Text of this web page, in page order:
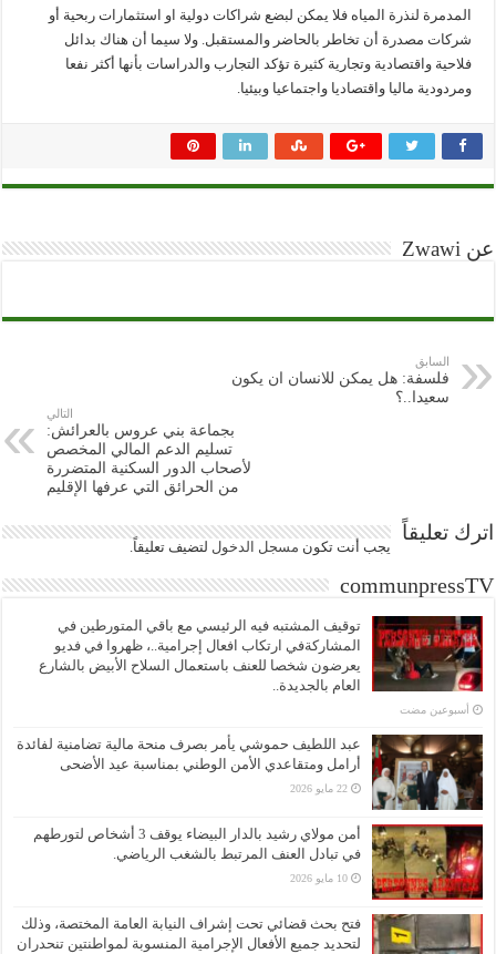
المدمرة لنذرة المياه فلا يمكن لبضع شراكات دولية او استثمارات ربحية أو
شركات مصدرة أن تخاطر بالحاضر والمستقبل. ولا سيما أن هناك بدائل
فلاحية واقتصادية وتجارية كثيرة تؤكد التجارب والدراسات بأنها أكثر نفعا
ومردودية ماليا واقتصاديا واجتماعيا وبيئيا.
عن Zwawi
السابق
فلسفة: هل يمكن للانسان ان يكون
سعيدا..؟
التالي
بجماعة بني عروس بالعرائش:
تسليم الدعم المالي المخصص
لأصحاب الدور السكنية المتضررة
من الحرائق التي عرفها الإقليم
اترك تعليقاً
يجب أنت تكون مسجل الدخول لتضيف تعليقاً.
communpressTV
توقيف المشتبه فيه الرئيسي مع باقي المتورطين في
المشاركةفي ارتكاب افعال إجرامية..، ظهروا في فديو
يعرضون شخصا للعنف باستعمال السلاح الأبيض بالشارع
العام بالجديدة..
‏أسبوعين مضت
عبد اللطيف حموشي يأمر بصرف منحة مالية تضامنية لفائدة
أرامل ومتقاعدي الأمن الوطني بمناسبة عيد الأضحى
22 مايو 2026
أمن مولاي رشيد بالدار البيضاء يوقف 3 أشخاص لتورطهم
في تبادل العنف المرتبط بالشغب الرياضي.
10 مايو 2026
فتح بحث قضائي تحت إشراف النيابة العامة المختصة، وذلك
لتحديد جميع الأفعال الإجرامية المنسوبة لمواطنتين تنحدران